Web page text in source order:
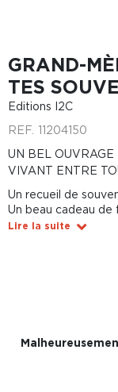
GRAND-
TES
Editions I2C
REF. 11204150
UN BEL OUVRAGE
VIVANT ENTRE
Un recueil de
Un beau cadeau de
Lire la suite